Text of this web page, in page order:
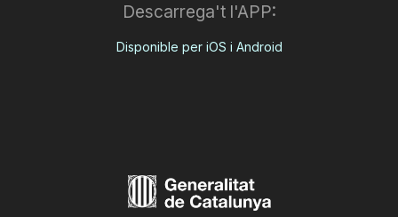
Descarrega't l'APP:
Disponible per iOS i Android